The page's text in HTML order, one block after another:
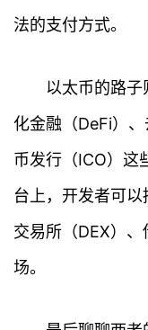
法的支付方式。
以太币的路
化金融（DeFi）
币发行（ICO）这
台上，开发者可
交易所（DEX）
场。